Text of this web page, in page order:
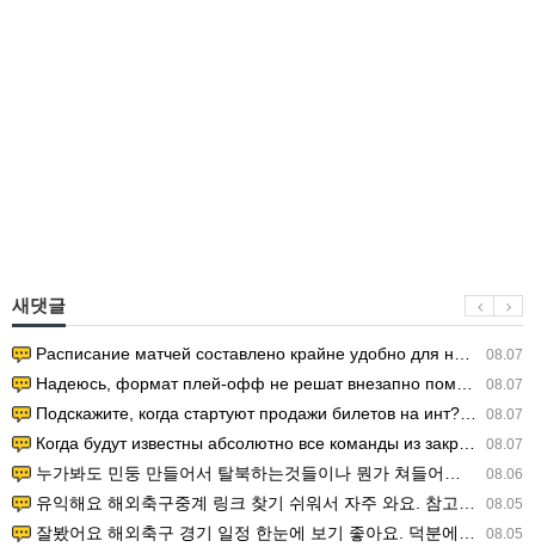
새댓글
08.07
Расписание матчей составлено крайне удобно для нашего часово…
08.07
Надеюсь, формат плей-офф не решат внезапно поменять. https:/…
08.07
Подскажите, когда стартуют продажи билетов на инт? https://g…
08.07
Когда будут известны абсолютно все команды из закрытых квали…
08.06
누가봐도 민둥 만들어서 탈북하는것들이나 뭔가 쳐들어오는 낌새를 미리 알아차리기 위함이지 저걸 전쟁준비라고 하…
08.05
유익해요 해외축구중계 링크 찾기 쉬워서 자주 와요. 참고로 무료스포츠중계 정보 확인할 때 출처 꼭 체크해요.…
08.05
잘봤어요 해외축구 경기 일정 한눈에 보기 좋아요. 덕분에 epl중계 볼 때 공식 중계 채널 먼저 찾아봐요. …